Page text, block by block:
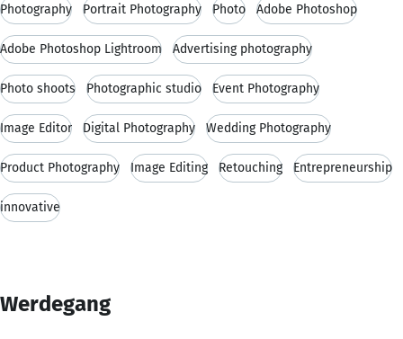
Photography Portrait Photography Photo Adobe Photoshop
Adobe Photoshop Lightroom Advertising photography
Photo shoots Photographic studio Event Photography
Image Editor Digital Photography Wedding Photography
Product Photography Image Editing Retouching Entrepreneurship
innovative
Werdegang